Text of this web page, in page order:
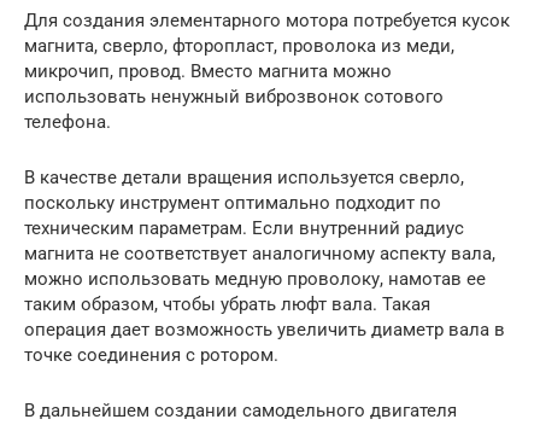
Для создания элементарного мотора потребуется кусок
магнита, сверло, фторопласт, проволока из меди,
микрочип, провод. Вместо магнита можно
использовать ненужный виброзвонок сотового
телефона.
В качестве детали вращения используется сверло,
поскольку инструмент оптимально подходит по
техническим параметрам. Если внутренний радиус
магнита не соответствует аналогичному аспекту вала,
можно использовать медную проволоку, намотав ее
таким образом, чтобы убрать люфт вала. Такая
операция дает возможность увеличить диаметр вала в
точке соединения с ротором.
В дальнейшем создании самодельного двигателя